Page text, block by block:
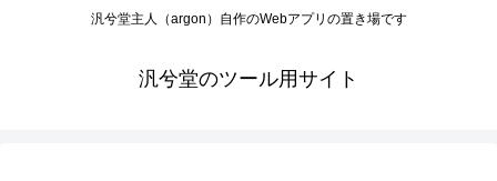
汎兮堂主人（argon）自作のWebアプリの置き場です
汎兮堂のツール用サイト